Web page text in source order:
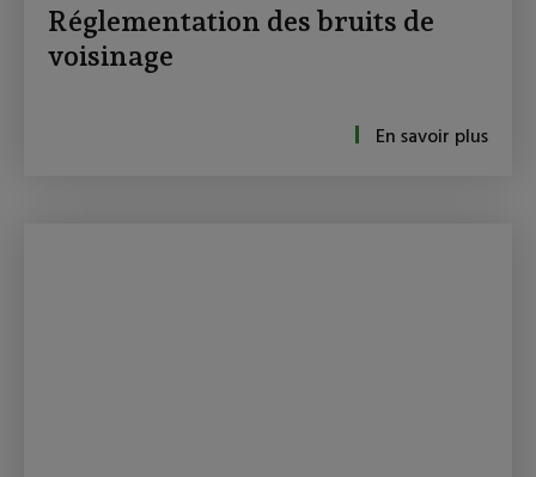
Réglementation des bruits de
voisinage
En savoir plus